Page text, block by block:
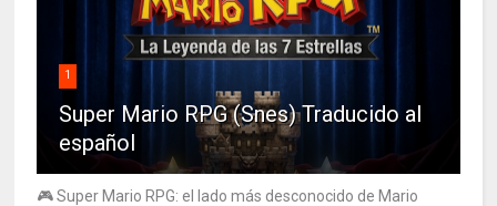
1
Super Mario RPG (Snes) Traducido al
español
🎮 Super Mario RPG: el lado más desconocido de Mario